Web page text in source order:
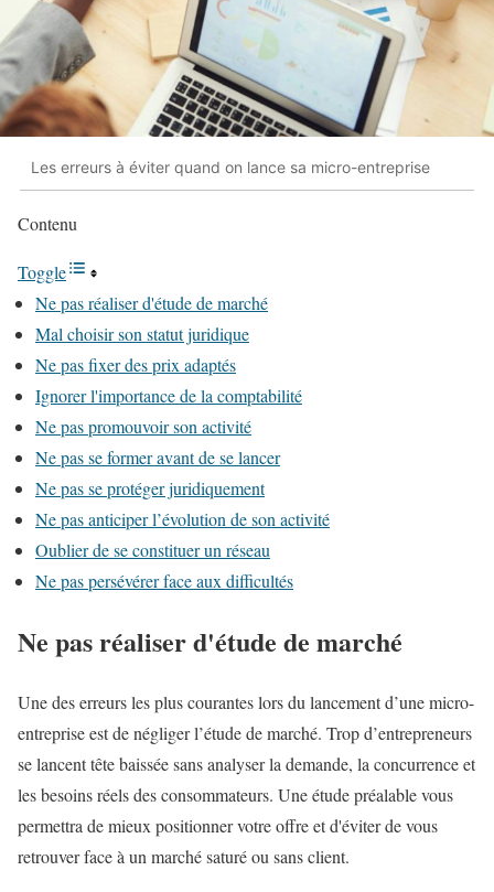
Les erreurs à éviter quand on lance sa micro-entreprise
Contenu
Toggle
Ne pas réaliser d'étude de marché
Mal choisir son statut juridique
Ne pas fixer des prix adaptés
Ignorer l'importance de la comptabilité
Ne pas promouvoir son activité
Ne pas se former avant de se lancer
Ne pas se protéger juridiquement
Ne pas anticiper l’évolution de son activité
Oublier de se constituer un réseau
Ne pas persévérer face aux difficultés
Ne pas réaliser d'étude de marché
Une des erreurs les plus courantes lors du lancement d’une micro-
entreprise est de négliger l’étude de marché. Trop d’entrepreneurs
se lancent tête baissée sans analyser la demande, la concurrence et
les besoins réels des consommateurs. Une étude préalable vous
permettra de mieux positionner votre offre et d'éviter de vous
retrouver face à un marché saturé ou sans client.